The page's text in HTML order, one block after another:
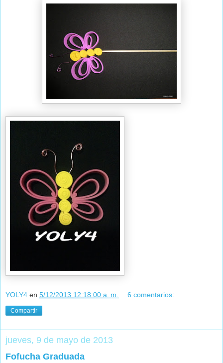
YOLY4 en 5/12/2013 12:18:00 a. m. 6 comentarios:
Compartir
jueves, 9 de mayo de 2013
Fofucha Graduada